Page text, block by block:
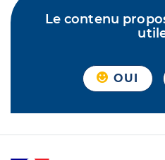
Le contenu
OUI